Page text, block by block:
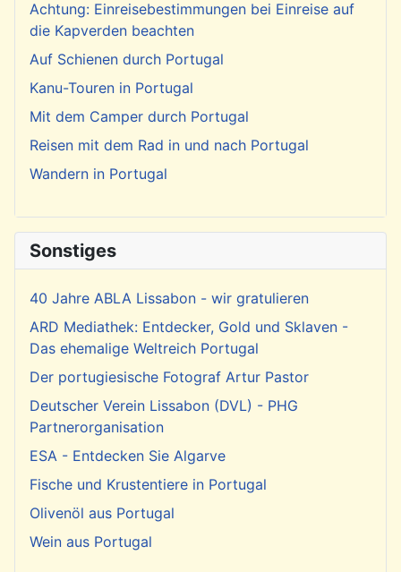
Achtung: Einreisebestimmungen bei Einreise auf
die Kapverden beachten
Auf Schienen durch Portugal
Kanu-Touren in Portugal
Mit dem Camper durch Portugal
Reisen mit dem Rad in und nach Portugal
Wandern in Portugal
Sonstiges
40 Jahre ABLA Lissabon - wir gratulieren
ARD Mediathek: Entdecker, Gold und Sklaven -
Das ehemalige Weltreich Portugal
Der portugiesische Fotograf Artur Pastor
Deutscher Verein Lissabon (DVL) - PHG
Partnerorganisation
ESA - Entdecken Sie Algarve
Fische und Krustentiere in Portugal
Olivenöl aus Portugal
Wein aus Portugal